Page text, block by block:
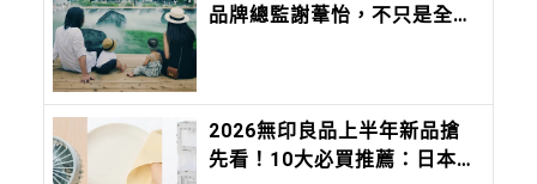
品牌總監謝葦怡，不只是全台
2026無印良品上半年新品搶
先看！10大必買推薦：日本缺